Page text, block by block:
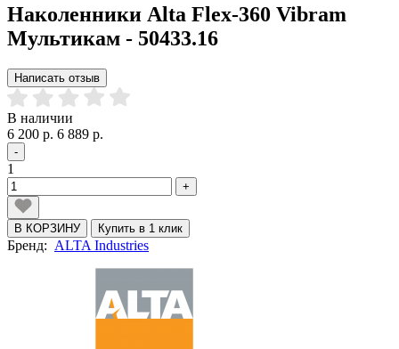
Наколенники Alta Flex-360 Vibram
Мультикам - 50433.16
Написать отзыв
В наличии
6 200 р. 6 889 р.
-
1
+
В КОРЗИНУ Купить в 1 клик
Бренд: ALTA Industries